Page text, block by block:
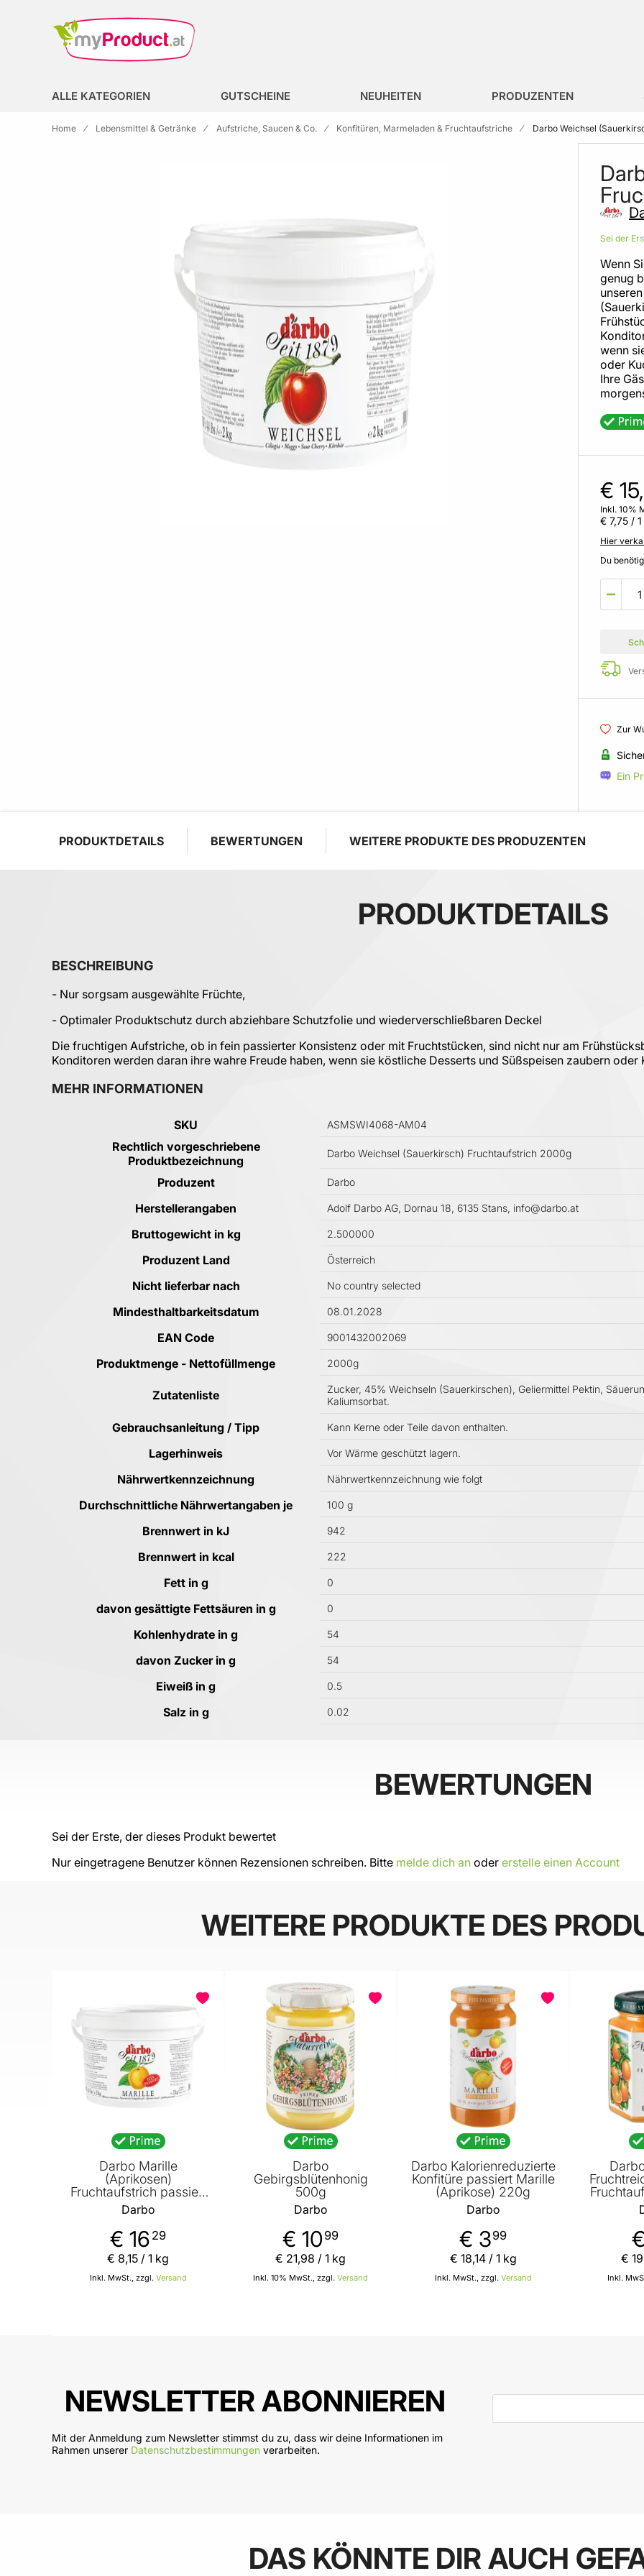
ALLE KATEGORIEN GUTSCHEINE NEUHEITEN PRODUZENTEN
Home Lebensmittel & Getränke Aufstriche, Saucen & Co. Konfitüren, Marmeladen & Fruchtaufstriche Darbo Weichsel
Sei der
Wenn
genug
wenn
oder
Ihre
€
Inkl. 10%
€ 7,75 /
Hier
Du
Zur
Ein
PRODUKTDETAILS BEWERTUNGEN WEITERE PRODUKTE DES PRODUZENTEN
PRODUKTDETAILS
BESCHREIBUNG
- Nur sorgsam ausgewählte Früchte,
- Optimaler Produktschutz durch abziehbare Schutzfolie und wiederverschließbaren Deckel
Die fruchtigen Aufstriche, ob in fein passierter Konsistenz oder mit Fruchtstücken, sind nicht nur am
Konditoren werden daran ihre wahre Freude haben, wenn sie köstliche Desserts und Süßspeisen zaubern
MEHR INFORMATIONEN
SKU ASMSWI4068-AM04
Rechtlich vorgeschriebene
Produktbezeichnung
Darbo Weichsel (Sauerkirsch) Fruchtaufstrich 2000g
Produzent Darbo
Herstellerangaben Adolf Darbo AG, Dornau 18, 6135 Stans, info@darbo.at
Bruttogewicht in kg 2.500000
Produzent Land Österreich
Nicht lieferbar nach No country selected
Mindesthaltbarkeitsdatum 08.01.2028
EAN Code 9001432002069
Produktmenge - Nettofüllmenge 2000g
Zutatenliste
Zucker, 45% Weichseln (Sauerkirschen), Geliermittel Pektin,
Kaliumsorbat.
Gebrauchsanleitung / Tipp Kann Kerne oder Teile davon enthalten.
Lagerhinweis Vor Wärme geschützt lagern.
Nährwertkennzeichnung Nährwertkennzeichnung wie folgt
Durchschnittliche Nährwertangaben je 100 g
Brennwert in kJ 942
Brennwert in kcal 222
Fett in g 0
davon gesättigte Fettsäuren in g 0
Kohlenhydrate in g 54
davon Zucker in g 54
Eiweiß in g 0.5
Salz in g 0.02
BEWERTUNGEN
Sei der Erste, der dieses Produkt bewertet
Nur eingetragene Benutzer können Rezensionen schreiben. Bitte melde dich an oder erstelle einen Account
WEITERE PRODUKTE DES
Darbo Marille
(Aprikosen)
Fruchtaufstrich passiert
2000g
Darbo
€ 16 29
Inkl. MwSt., zzgl. Versand
€ 8,15 / 1 kg
Darbo
Gebirgsblütenhonig
500g
Darbo
€ 10 99
Inkl. 10% MwSt., zzgl. Versand
€ 21,98 / 1 kg
Darbo Kalorienreduzierte
Konfitüre passiert Marille
(Aprikose) 220g
Darbo
€ 399
Inkl. MwSt., zzgl. Versand
€ 18,14/ 1 kg
Inkl.
€ 19
NEWSLETTER ABONNIEREN
Mit der Anmeldung zum Newsletter stimmst du zu, dass wir deine Informationen im
Rahmen unserer Datenschutzbestimmungen verarbeiten.
E-Mail-Adresse
DAS KÖNNTE DIR AUCH